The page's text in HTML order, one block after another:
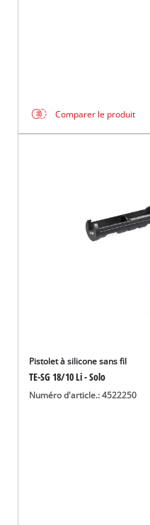
Comparer le produit
Pistolet à silicone sans fil
TE-SG 18/10 Li - Solo
Numéro d'article.: 4522250